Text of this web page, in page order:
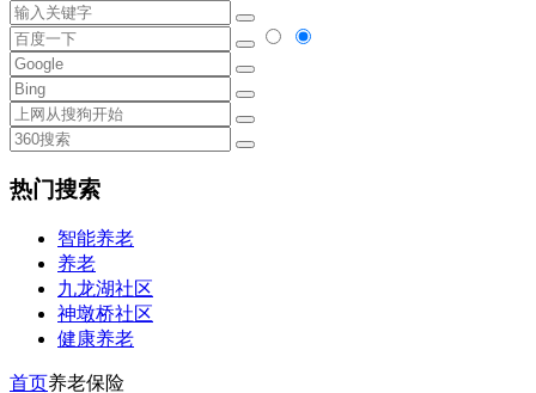
热门搜索
智能养老
养老
九龙湖社区
神墩桥社区
健康养老
首页养老保险